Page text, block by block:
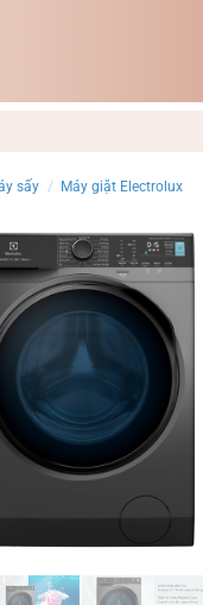
sấy / Máy giặt Electrolux